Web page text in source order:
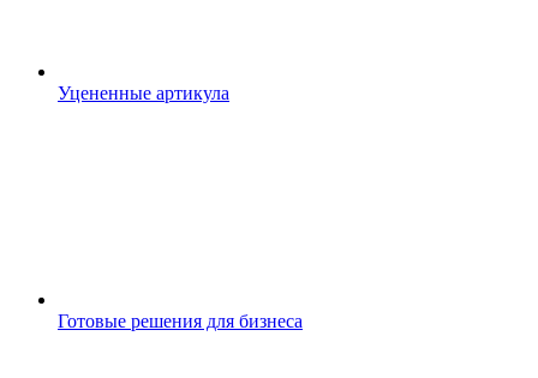
Уцененные артикула
Готовые решения для бизнеса